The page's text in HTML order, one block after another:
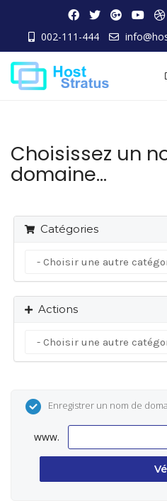
002-111-444
Choisissez un
domaine...
Catégories
Actions
Enregistrer un nom de
www.